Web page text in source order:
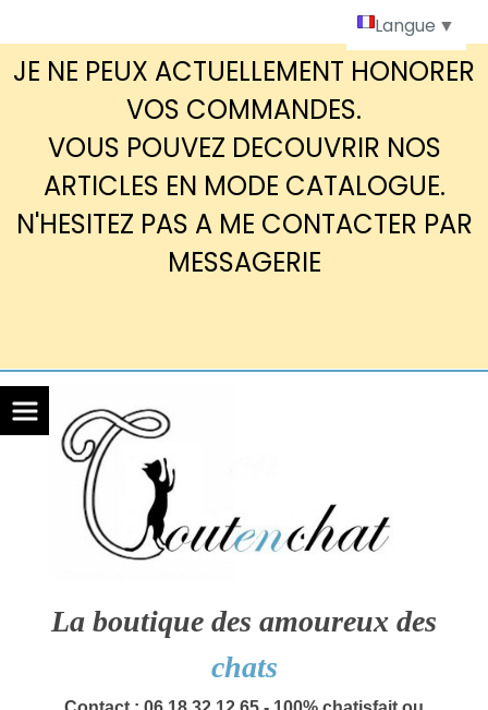
JE NE PEUX ACTUELLEMENT HONORER
VOS COMMANDES.
VOUS POUVEZ DECOUVRIR NOS
ARTICLES EN MODE CATALOGUE.
N'HESITEZ PAS A ME CONTACTER PAR
MESSAGERIE
La boutique des amoureux des
chats
Langue ▼